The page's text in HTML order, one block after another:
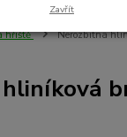
hřiště
Nerozbitná
Zavřít